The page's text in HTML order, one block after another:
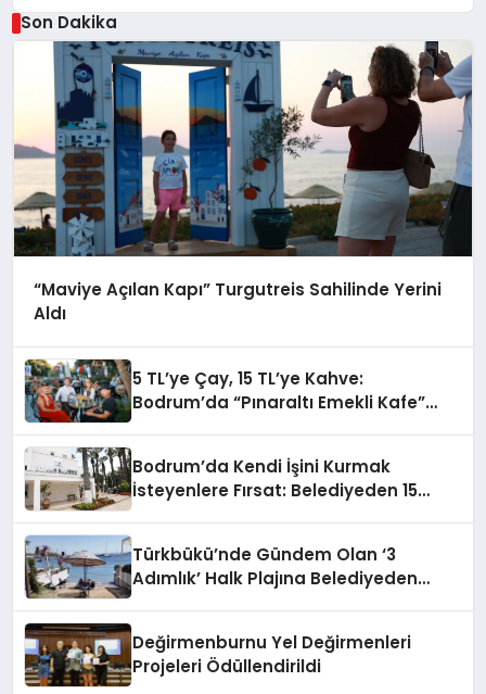
Son Dakika
“Maviye Açılan Kapı” Turgutreis Sahilinde Yerini
Aldı
5 TL’ye Çay, 15 TL’ye Kahve:
Bodrum’da “Pınaraltı Emekli Kafe”
Bodrum’da Kendi İşini Kurmak
İsteyenlere Fırsat: Belediyeden 15
Türkbükü’nde Gündem Olan ‘3
Adımlık’ Halk Plajına Belediyeden
Değirmenburnu Yel Değirmenleri
Projeleri Ödüllendirildi